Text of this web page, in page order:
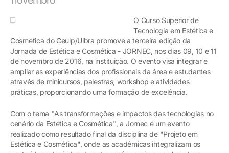
O Curso Superior de
Tecnologia em Estética e
Cosmética do Ceulp/Ulbra promove a terceira edição da
Jornada de Estética e Cosmética - JORNEC, nos dias 09, 10 e 11
de novembro de 2016, na instituição. O evento visa integrar e
ampliar as experiências dos profissionais da área e estudantes
através de minicursos, palestras, workshop e atividades
práticas, proporcionando uma formação de excelência.
Com o tema ''As transformações e impactos das tecnologias no
cenário da Estética e Cosmética'', a Jornec é um evento
realizado como resultado final da disciplina de "Projeto em
Estética e Cosmética", onde as acadêmicas integralizam os